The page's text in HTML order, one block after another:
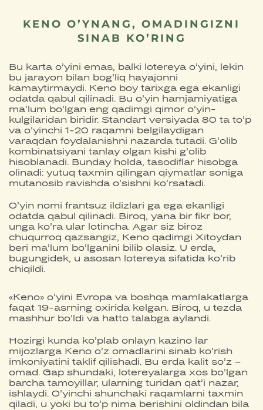
KENO O’YNANG, OMADINGIZNI
SINAB KO’RING
Bu karta o’yini emas, balki lotereya o’yini, lekin
bu jarayon bilan bog’liq hayajonni
kamaytirmaydi. Keno boy tarixga ega ekanligi
odatda qabul qilinadi. Bu o’yin hamjamiyatiga
ma’lum bo’lgan eng qadimgi qimor o’yin-
kulgilaridan biridir. Standart versiyada 80 ta to’p
va o’yinchi 1-20 raqamni belgilaydigan
varaqdan foydalanishni nazarda tutadi. G’olib
kombinatsiyani tanlay olgan kishi g’olib
hisoblanadi. Bunday holda, tasodiflar hisobga
olinadi: yutuq taxmin qilingan qiymatlar soniga
mutanosib ravishda o’sishni ko’rsatadi.
O’yin nomi frantsuz ildizlari ga ega ekanligi
odatda qabul qilinadi. Biroq, yana bir fikr bor,
unga ko’ra ular lotincha. Agar siz biroz
chuqurroq qazsangiz, Keno qadimgi Xitoydan
beri ma’lum bo’lganini bilib olasiz. U erda,
bugungidek, u asosan lotereya sifatida ko’rib
chiqildi.
«Keno» o’yini Evropa va boshqa mamlakatlarga
faqat 19-asrning oxirida kelgan. Biroq, u tezda
mashhur bo’ldi va hatto talabga aylandi.
Hozirgi kunda ko’plab onlayn kazino lar
mijozlarga Keno o’z omadlarini sinab ko’rish
imkoniyatini taklif qilishadi. Bu erda kalit so’z –
omad. Gap shundaki, lotereyalarga xos bo’lgan
barcha tamoyillar, ularning turidan qat’i nazar,
ishlaydi. O’yinchi shunchaki raqamlarni taxmin
qiladi, u yoki bu to’p nima berishini oldindan bila